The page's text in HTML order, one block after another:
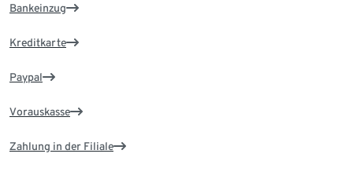
Bankeinzug
Kreditkarte
Paypal
Vorauskasse
Zahlung in der Filiale